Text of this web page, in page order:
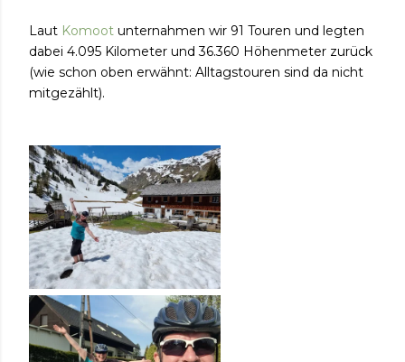
Laut Komoot unternahmen wir 91 Touren und legten
dabei 4.095 Kilometer und 36.360 Höhenmeter zurück
(wie schon oben erwähnt: Alltagstouren sind da nicht
mitgezählt).